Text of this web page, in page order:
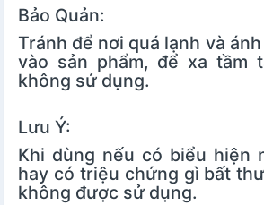
Bảo Quản:
Tránh để nơi quá lạnh và
vào sản phẩm, để xa tầm
không sử dụng.
Lưu Ý:
Khi dùng nếu có biểu hiện
hay có triệu chứng gì bất
không được sử dụng.